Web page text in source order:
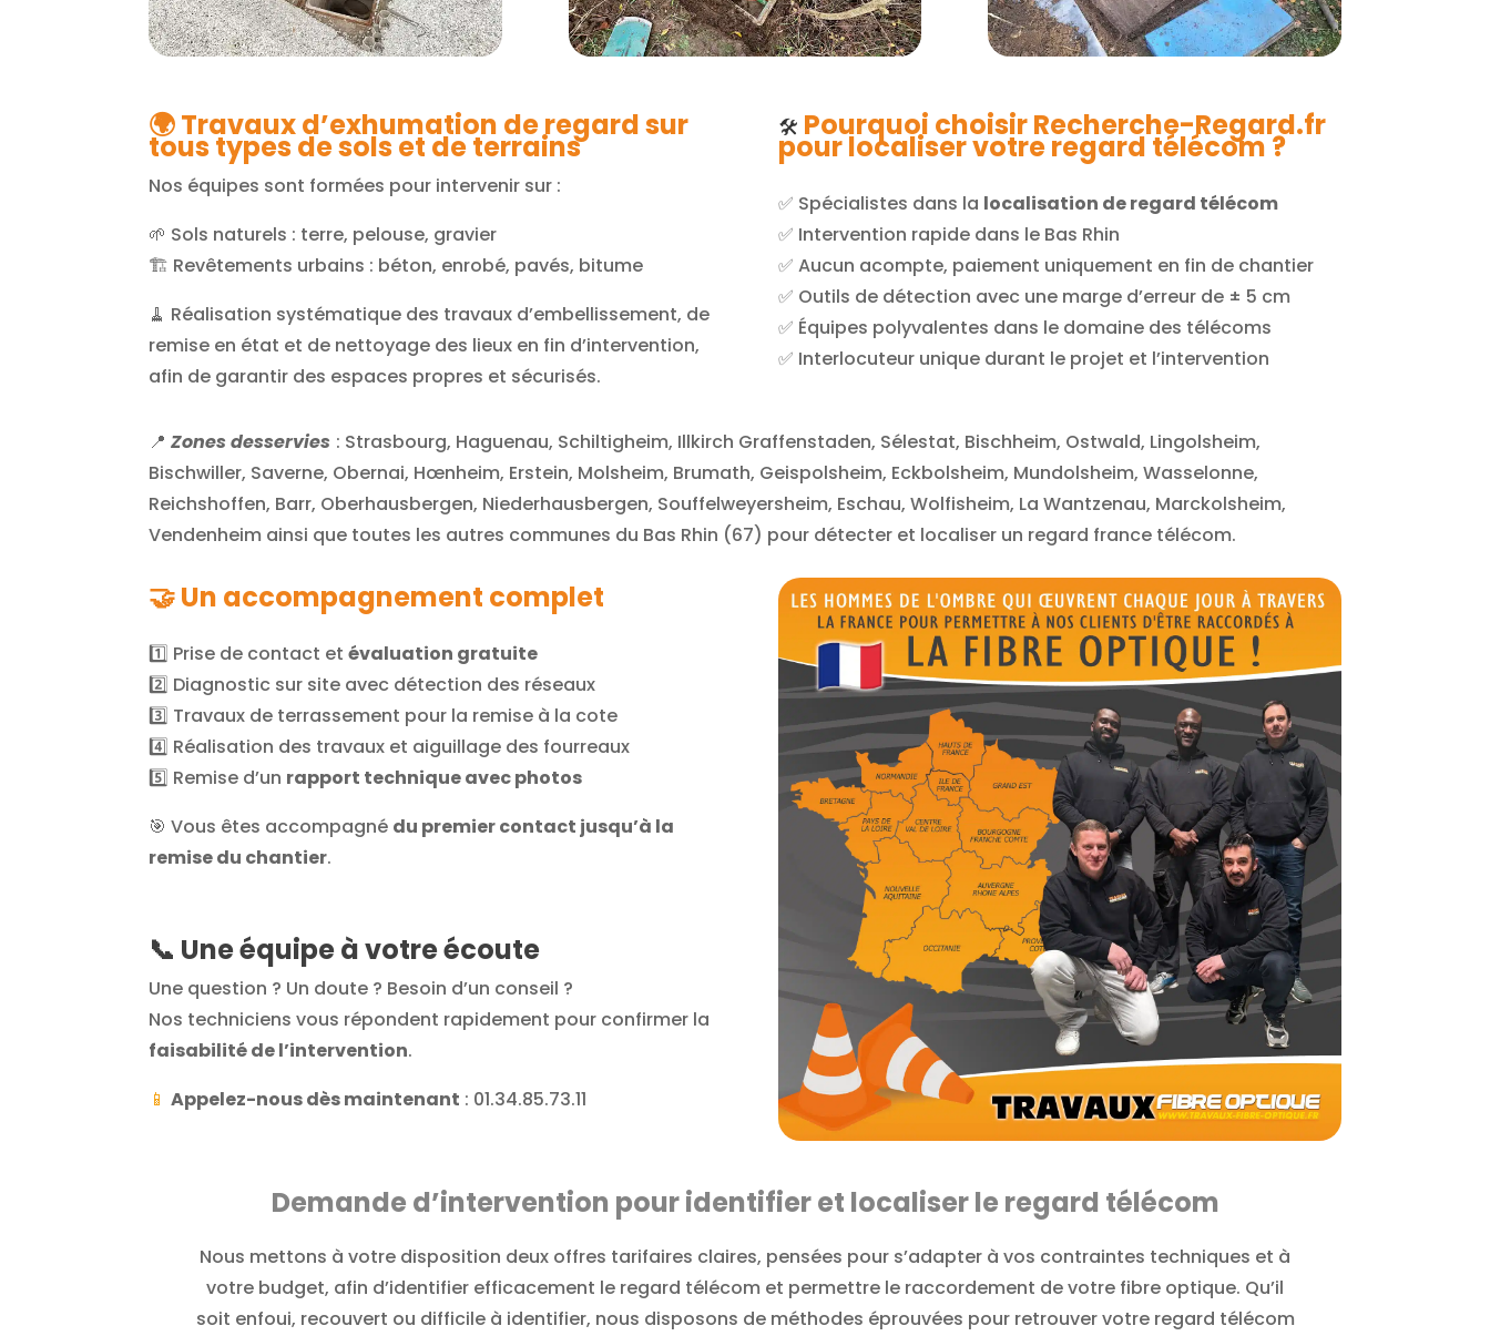
🌍Travaux d’exhumation de regard sur
tous types de sols et de terrains
Nos équipes sont formées pour intervenir sur :
🌱 Sols naturels : terre, pelouse, gravier
🏗️ Revêtements urbains : béton, enrobé, pavés, bitume
🧹 Réalisation systématique des travaux d’embellissement, de
remise en état et de nettoyage des lieux en fin d’intervention,
afin de garantir des espaces propres et sécurisés.
🛠️ Pourquoi choisir Recherche-Regard.fr
pour localiser votre regard télécom ?
✅ Spécialistes dans la localisation de regard télécom
✅ Intervention rapide dans le Bas Rhin
✅ Aucun acompte, paiement uniquement en fin de chantier
✅ Outils de détection avec une marge d’erreur de ± 5 cm
✅ Équipes polyvalentes dans le domaine des télécoms
✅ Interlocuteur unique durant le projet et l’intervention
📍Zones desservies : Strasbourg, Haguenau, Schiltigheim, Illkirch Graffenstaden, Sélestat, Bischheim, Ostwald, Lingolsheim,
Bischwiller, Saverne, Obernai, Hœnheim, Erstein, Molsheim, Brumath, Geispolsheim, Eckbolsheim, Mundolsheim, Wasselonne,
Reichshoffen, Barr, Oberhausbergen, Niederhausbergen, Souffelweyersheim, Eschau, Wolfisheim, La Wantzenau, Marckolsheim,
Vendenheim ainsi que toutes les autres communes du Bas Rhin (67) pour détecter et localiser un regard france télécom.
🤝Un accompagnement complet
1️⃣ Prise de contact etévaluation gratuite
2️⃣ Diagnostic sur site avec détection des réseaux
3️⃣ Travaux de terrassement pour la remise à la cote
4️⃣ Réalisation des travaux et aiguillage des fourreaux
5️⃣ Remise d’un rapport technique avec photos
🎯 Vous êtes accompagné du premier contact jusqu’à la
remise du chantier.
📞 Une équipe à votre écoute
Une question ? Un doute ? Besoin d’un conseil ?
Nos techniciens vous répondent rapidement pour confirmer la
faisabilité de l’intervention.
📱Appelez-nous dès maintenant : 01.34.85.73.11
Demande d’intervention pour identifier et localiser le regard télécom
Nous mettons à votre disposition deux offres tarifaires claires, pensées pour s’adapter à vos contraintes techniques et à
votre budget, afin d’identifier efficacement le regard télécom et permettre le raccordement de votre fibre optique. Qu’il
soit enfoui, recouvert ou difficile à identifier, nous disposons de méthodes éprouvées pour retrouver votre regard télécom